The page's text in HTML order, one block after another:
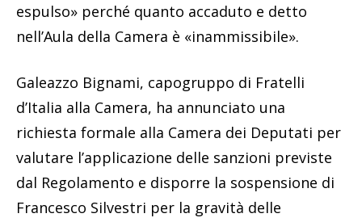
espulso» perché quanto accaduto e detto
nell’Aula della Camera è «inammissibile».
Galeazzo Bignami, capogruppo di Fratelli
d’Italia alla Camera, ha annunciato una
richiesta formale alla Camera dei Deputati per
valutare l’applicazione delle sanzioni previste
dal Regolamento e disporre la sospensione di
Francesco Silvestri per la gravità delle